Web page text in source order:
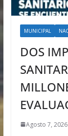
MUNICIPAL
DOS
Agosto 7, 2026